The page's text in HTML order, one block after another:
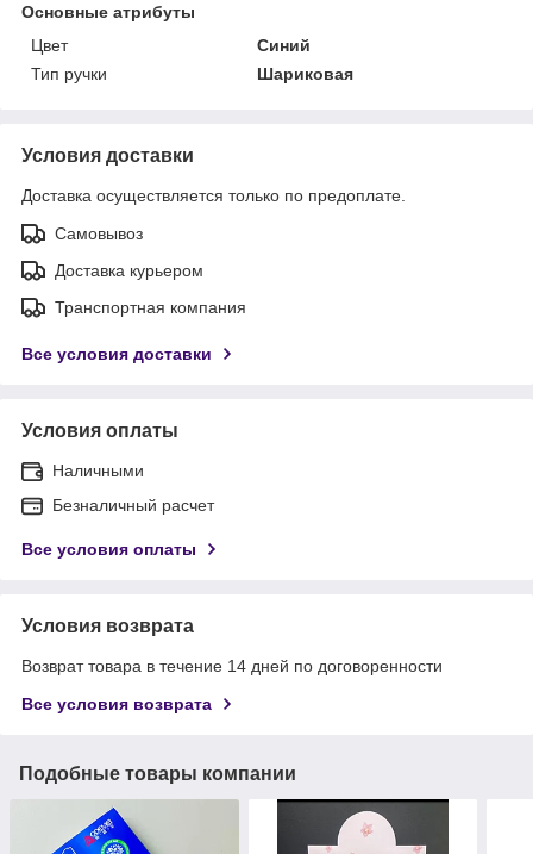
Основные атрибуты
Цвет
Синий
Тип ручки
Шариковая
Условия доставки
Доставка осуществляется только по предоплате.
Самовывоз
Доставка курьером
Транспортная компания
Все условия доставки
Условия оплаты
Наличными
Безналичный расчет
Все условия оплаты
Условия возврата
Возврат товара в течение 14 дней по договоренности
Все условия возврата
Подобные товары компании